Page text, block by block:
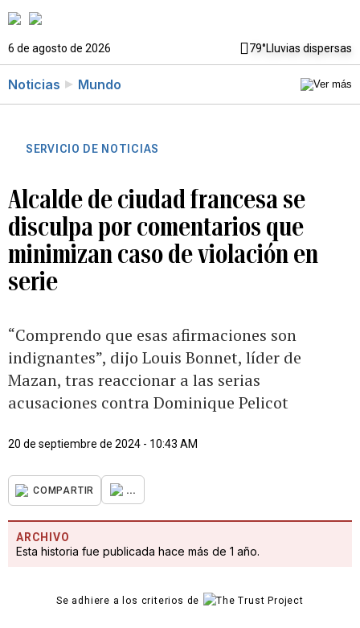
6 de agosto de 2026 79°Lluvias dispersas
Noticias Mundo
SERVICIO DE NOTICIAS
Alcalde de ciudad francesa se
disculpa por comentarios que
minimizan caso de violación en
serie
“Comprendo que esas afirmaciones son
indignantes”, dijo Louis Bonnet, líder de
Mazan, tras reaccionar a las serias
acusaciones contra Dominique Pelicot
20 de septiembre de 2024 - 10:43 AM
COMPARTIR ...
ARCHIVO
Esta historia fue publicada hace más de 1 año.
Se adhiere a los criterios de